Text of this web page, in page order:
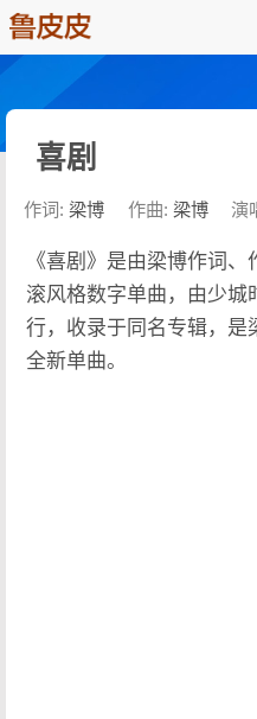
喜剧
作词: 梁博 作曲: 梁博 演
《喜剧》是由梁博作词
滚风格数字单曲，由少城
行，收录于同名专辑，是
全新单曲。